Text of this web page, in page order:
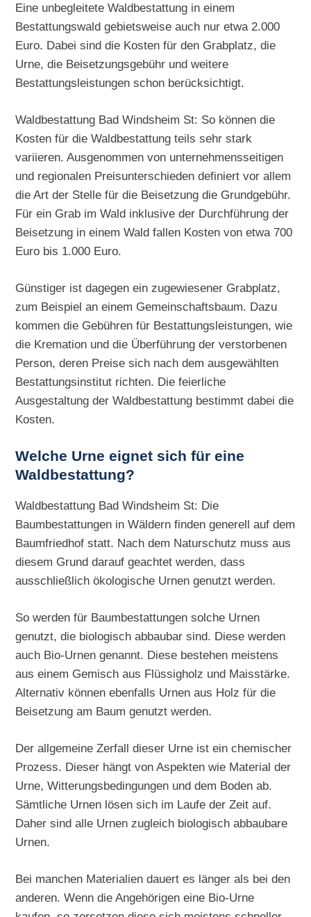
Eine unbegleitete Waldbestattung in einem
Bestattungswald gebietsweise auch nur etwa 2.000
Euro. Dabei sind die Kosten für den Grabplatz, die
Urne, die Beisetzungsgebühr und weitere
Bestattungsleistungen schon berücksichtigt.
Waldbestattung Bad Windsheim St: So können die
Kosten für die Waldbestattung teils sehr stark
variieren. Ausgenommen von unternehmensseitigen
und regionalen Preisunterschieden definiert vor allem
die Art der Stelle für die Beisetzung die Grundgebühr.
Für ein Grab im Wald inklusive der Durchführung der
Beisetzung in einem Wald fallen Kosten von etwa 700
Euro bis 1.000 Euro.
Günstiger ist dagegen ein zugewiesener Grabplatz,
zum Beispiel an einem Gemeinschaftsbaum. Dazu
kommen die Gebühren für Bestattungsleistungen, wie
die Kremation und die Überführung der verstorbenen
Person, deren Preise sich nach dem ausgewählten
Bestattungsinstitut richten. Die feierliche
Ausgestaltung der Waldbestattung bestimmt dabei die
Kosten.
Welche Urne eignet sich für eine
Waldbestattung?
Waldbestattung Bad Windsheim St: Die
Baumbestattungen in Wäldern finden generell auf dem
Baumfriedhof statt. Nach dem Naturschutz muss aus
diesem Grund darauf geachtet werden, dass
ausschließlich ökologische Urnen genutzt werden.
So werden für Baumbestattungen solche Urnen
genutzt, die biologisch abbaubar sind. Diese werden
auch Bio-Urnen genannt. Diese bestehen meistens
aus einem Gemisch aus Flüssigholz und Maisstärke.
Alternativ können ebenfalls Urnen aus Holz für die
Beisetzung am Baum genutzt werden.
Der allgemeine Zerfall dieser Urne ist ein chemischer
Prozess. Dieser hängt von Aspekten wie Material der
Urne, Witterungsbedingungen und dem Boden ab.
Sämtliche Urnen lösen sich im Laufe der Zeit auf.
Daher sind alle Urnen zugleich biologisch abbaubare
Urnen.
Bei manchen Materialien dauert es länger als bei den
anderen. Wenn die Angehörigen eine Bio-Urne